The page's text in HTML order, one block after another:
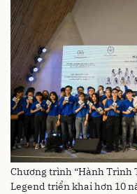
Chương trình “Hành Trình
Legend triển khai hơn 10